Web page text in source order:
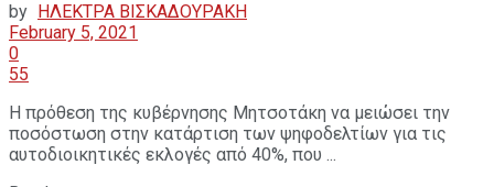
by
ΗΛΕΚΤΡΑ ΒΙΣΚΑΔΟΥΡΑΚΗ
February 5, 2021
0
55
Η πρόθεση της κυβέρνησης Μητσοτάκη να μειώσει την
ποσόστωση στην κατάρτιση των ψηφοδελτίων για τις
αυτοδιοικητικές εκλογές από 40%, που ...